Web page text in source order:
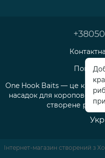
Повна
One Hook Baits — це
насадок для коропової та
створене
Укр
Інтернет-магазин створений з